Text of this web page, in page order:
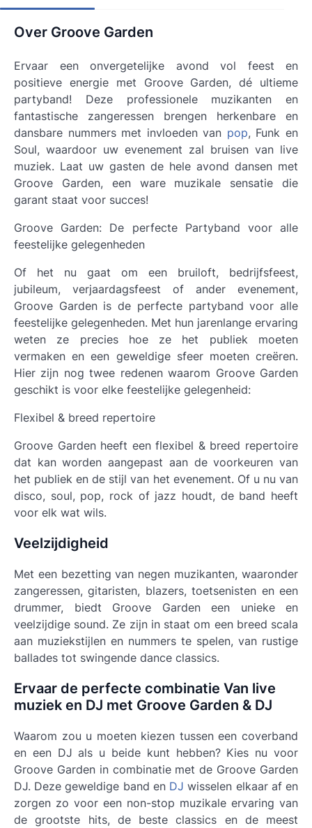
Over Groove Garden
Ervaar een onvergetelijke avond vol feest en
positieve energie met Groove Garden, dé ultieme
partyband! Deze professionele muzikanten en
fantastische zangeressen brengen herkenbare en
dansbare nummers met invloeden van pop, Funk en
Soul, waardoor uw evenement zal bruisen van live
muziek. Laat uw gasten de hele avond dansen met
Groove Garden, een ware muzikale sensatie die
garant staat voor succes!
Groove Garden: De perfecte Partyband voor alle
feestelijke gelegenheden
Of het nu gaat om een bruiloft, bedrijfsfeest,
jubileum, verjaardagsfeest of ander evenement,
Groove Garden is de perfecte partyband voor alle
feestelijke gelegenheden. Met hun jarenlange ervaring
weten ze precies hoe ze het publiek moeten
vermaken en een geweldige sfeer moeten creëren.
Hier zijn nog twee redenen waarom Groove Garden
geschikt is voor elke feestelijke gelegenheid:
Flexibel & breed repertoire
Groove Garden heeft een flexibel & breed repertoire
dat kan worden aangepast aan de voorkeuren van
het publiek en de stijl van het evenement. Of u nu van
disco, soul, pop, rock of jazz houdt, de band heeft
voor elk wat wils.
Veelzijdigheid
Met een bezetting van negen muzikanten, waaronder
zangeressen, gitaristen, blazers, toetsenisten en een
drummer, biedt Groove Garden een unieke en
veelzijdige sound. Ze zijn in staat om een breed scala
aan muziekstijlen en nummers te spelen, van rustige
ballades tot swingende dance classics.
Ervaar de perfecte combinatie Van live
muziek en DJ met Groove Garden & DJ
Waarom zou u moeten kiezen tussen een coverband
en een DJ als u beide kunt hebben? Kies nu voor
Groove Garden in combinatie met de Groove Garden
DJ. Deze geweldige band en DJ wisselen elkaar af en
zorgen zo voor een non-stop muzikale ervaring van
de grootste hits, de beste classics en de meest